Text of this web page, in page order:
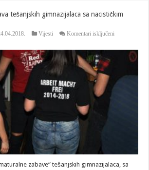
tešanjskih gimnazijalaca sa nacističkim
Vijesti Komentari isključeni
tešanjskih
gimnazijalaca
nacističkim
simbolima
zabave“ tešanjskih gimnazijalaca, sa